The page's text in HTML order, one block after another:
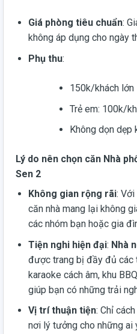
Giá phòng tiêu chuẩn:
không áp dụng cho ngày
Phụ thu:
150k/khách lớn
Trẻ em: 100k/
Không dọn dẹp
Lý do nên chọn căn Nhà
Sen 2
Không gian rộng rãi: Với
căn nhà mang lại không
các nhóm bạn hoặc gia
Tiện nghi hiện đại: Nhà
được trang bị đầy đủ các
karaoke cách âm, khu
giúp bạn có những trải
Vị trí thuận tiện: Chỉ
nơi lý tưởng cho những ai